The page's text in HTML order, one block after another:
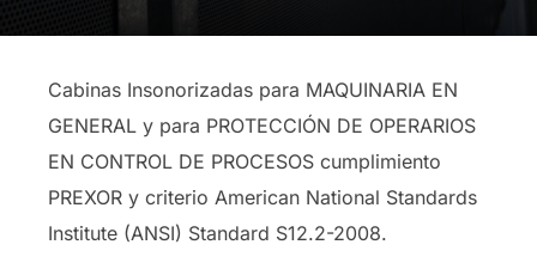
Cabinas Insonorizadas para MAQUINARIA EN
GENERAL y para PROTECCIÓN DE OPERARIOS
EN CONTROL DE PROCESOS cumplimiento
PREXOR y criterio American National Standards
Institute (ANSI) Standard S12.2-2008.